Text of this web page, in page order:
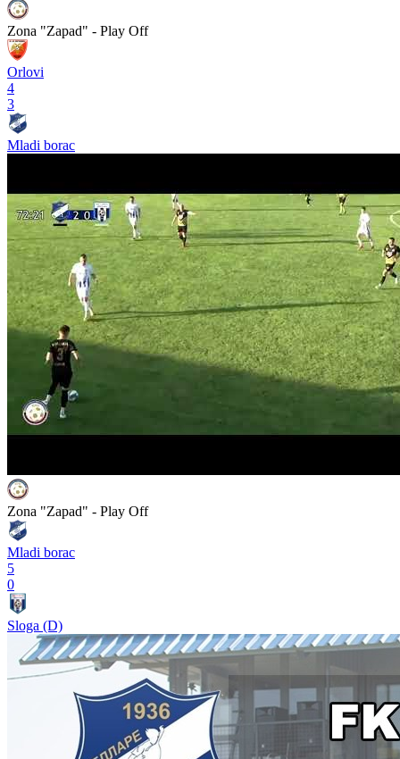
Zona "Zapad" - Play Off
Orlovi
4
3
Mladi borac
Zona "Zapad" - Play Off
Mladi borac
5
0
Sloga (D)